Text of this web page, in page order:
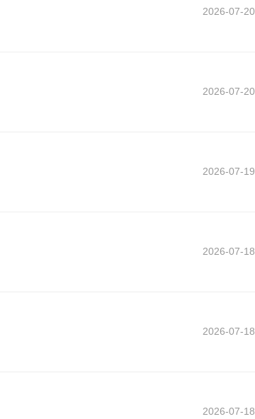
2026-07-20
2026-07-20
2026-07-19
2026-07-18
2026-07-18
2026-07-18